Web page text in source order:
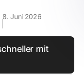
8. Juni 2026
mit